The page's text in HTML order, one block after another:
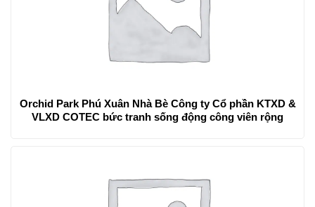
Orchid Park Phú Xuân Nhà Bè Công ty Cổ phần KTXD &
VLXD COTEC bức tranh sống động công viên rộng